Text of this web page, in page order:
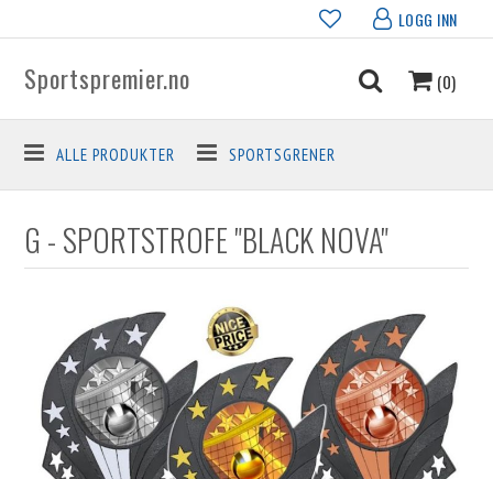
LOGG INN
Sportspremier.no (0)
ALLE PRODUKTER SPORTSGRENER
G - SPORTSTROFE "BLACK NOVA"